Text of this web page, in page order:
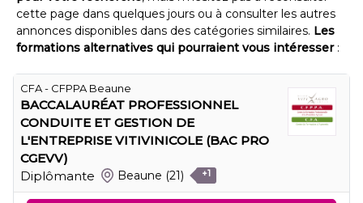
cette page dans quelques jours ou à consulter les autres
annonces disponibles dans des catégories similaires. Les
formations alternatives qui pourraient vous intéresser:
CFA - CFPPA Beaune
BACCALAURÉAT PROFESSIONNEL
CONDUITE ET GESTION DE
L'ENTREPRISE VITIVINICOLE (BAC PRO
CGEVV)
Diplômante
Beaune (21) +1